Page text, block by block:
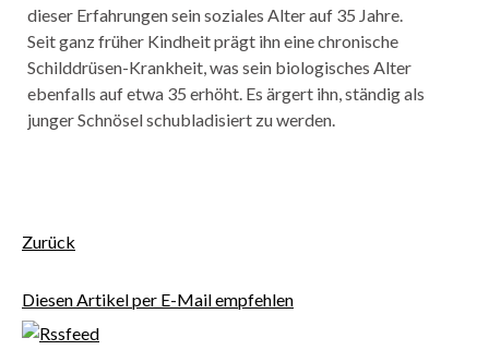
dieser Erfahrungen sein soziales Alter auf 35 Jahre.
Seit ganz früher Kindheit prägt ihn eine chronische
Schilddrüsen-Krankheit, was sein biologisches Alter
ebenfalls auf etwa 35 erhöht. Es ärgert ihn, ständig als
junger Schnösel schubladisiert zu werden.
Zurück
Diesen Artikel per E-Mail empfehlen